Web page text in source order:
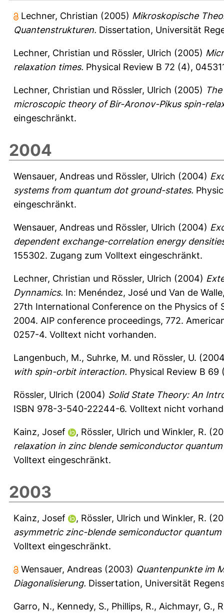
Lechner, Christian (2005) Mikroskopische
Quantenstrukturen. Dissertation, Universität
Lechner, Christian und Rössler, Ulrich (2005)
relaxation times. Physical Review B 72 (4),
Lechner, Christian und Rössler, Ulrich (2005)
microscopic theory of Bir-Aronov-Pikus spin-
eingeschränkt.
2004
Wensauer, Andreas und Rössler, Ulrich (2004)
systems from quantum dot ground-states.
eingeschränkt.
Wensauer, Andreas und Rössler, Ulrich (2004)
dependent exchange-correlation energy
155302. Zugang zum Volltext eingeschränkt.
Lechner, Christian und Rössler, Ulrich (2004)
Dynnamics. In: Menéndez, José und Van de
27th International Conference on the Physics of
2004. AIP conference proceedings, 772.
0257-4. Volltext nicht vorhanden.
Langenbuch, M., Suhrke, M. und Rössler, U.
with spin-orbit interaction. Physical Review B 69
Rössler, Ulrich (2004) Solid State Theory: An
ISBN 978-3-540-22244-6. Volltext nicht
Kainz, Josef , Rössler, Ulrich und Winkler, R.
relaxation in zinc blende semiconductor
Volltext eingeschränkt.
2003
Kainz, Josef , Rössler, Ulrich und Winkler, R.
asymmetric zinc-blende semiconductor
Volltext eingeschränkt.
Wensauer, Andreas (2003) Quantenpunkte im
Diagonalisierung. Dissertation, Universität
Garro, N., Kennedy, S., Phillips, R., Aichmayr, G.,